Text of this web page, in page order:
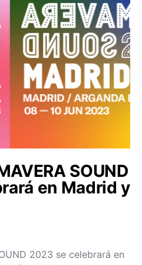
SOUND
en Madrid y
2023 se celebrará en